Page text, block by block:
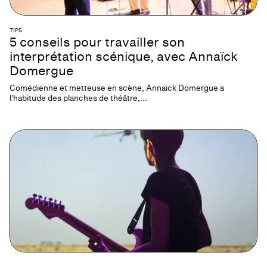
TIPS
5 conseils pour travailler son
interprétation scénique, avec Annaïck
Domergue
Comédienne et metteuse en scène, Annaïck Domergue a
l'habitude des planches de théâtre,...